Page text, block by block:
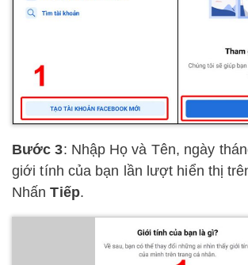
Bước 3: Nhập Họ và Tên, ngày
giới tính của bạn lần lượt hiển thị
NhấnTiếp.